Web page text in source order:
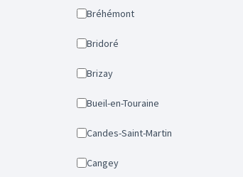
Bréhémont
Bridoré
Brizay
Bueil-en-Touraine
Candes-Saint-Martin
Cangey